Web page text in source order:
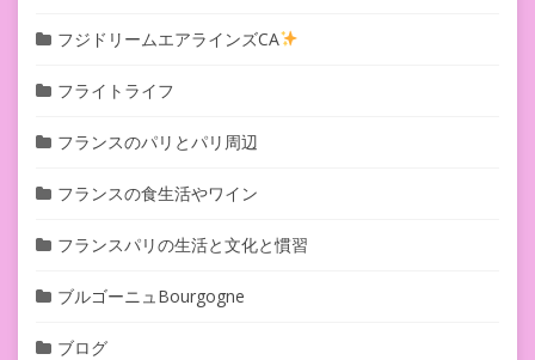
フジドリームエアラインズCA
フライトライフ
フランスのパリとパリ周辺
フランスの食生活やワイン
フランスパリの生活と文化と慣習
ブルゴーニュBourgogne
ブログ